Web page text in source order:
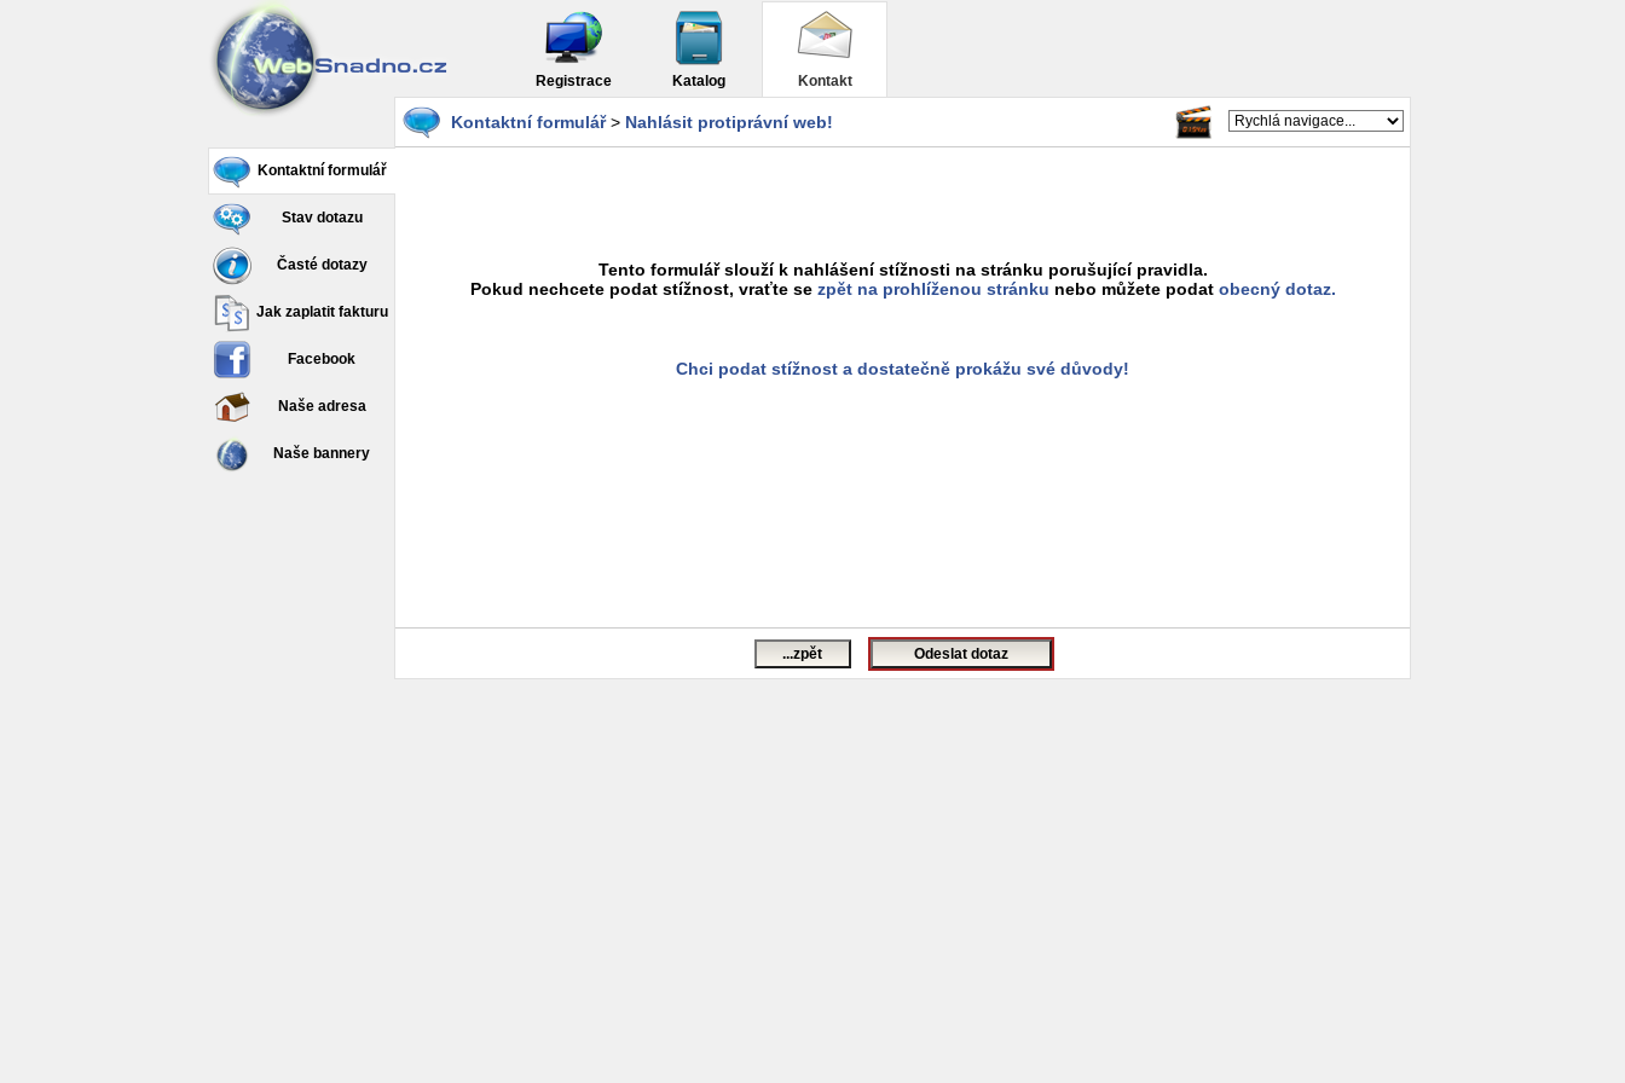
Registrace Katalog Kontakt
Kontaktní formulář
Stav dotazu
Časté dotazy
Jak zaplatit fakturu
Facebook
Naše adresa
Naše bannery
Kontaktní formulář> Nahlásit protiprávní web!
Tento formulář slouží k nahlášení stížnosti na stránku porušující pravidla.
Pokud nechcete podat stížnost, vraťte se zpět na prohlíženou stránku nebo můžete podat obecný dotaz.
Chci podat stížnost a dostatečně prokážu své důvody!